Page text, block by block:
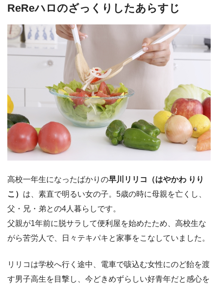
ReReハロのざっくりしたあらすじ
高校一年生になったばかりの早川リリコ（はやかわ りり
こ） は、素直で明るい女の子。5歳の時に母親を亡くし、
父・兄・弟との4人暮らしです。
父親が1年前に脱サラして便利屋を始めたため、高校生な
がら苦労人で、日々テキパキと家事をこなしていました。
リリコは学校へ行く途中、電車で咳込む女性にのど飴を渡
す男子高生を目撃し、今どきめずらしい好青年だと感心を